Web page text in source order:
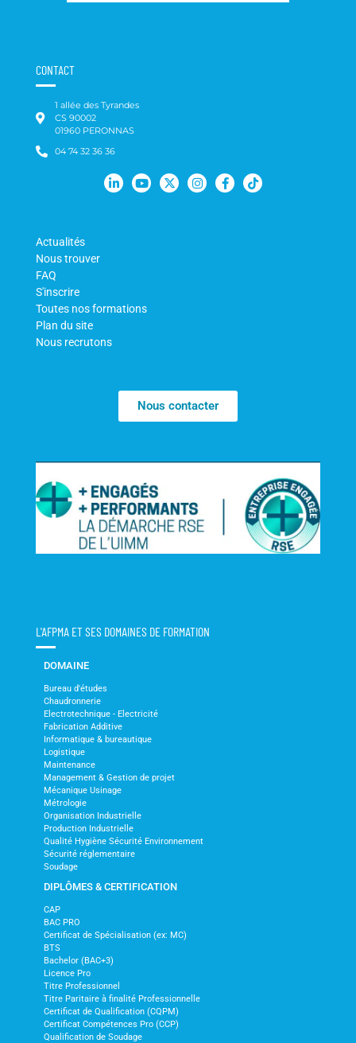
CONTACT
1 allée des Tyrandes
CS 90002
01960 PERONNAS
04 74 32 36 36
Actualités
Nous trouver
FAQ
S'inscrire
Toutes nos formations
Plan du site
Nous recrutons
Nous contacter
L'AFPMA ET SES DOMAINES DE FORMATION
DOMAINE
Bureau d'études
Chaudronnerie
Electrotechnique - Electricité
Fabrication Additive
Informatique & bureautique
Logistique
Maintenance
Management & Gestion de projet
Mécanique Usinage
Métrologie
Organisation Industrielle
Production Industrielle
Qualité Hygiène Sécurité Environnement
Sécurité réglementaire
Soudage
DIPLÔMES & CERTIFICATION
CAP
BAC PRO
Certificat de Spécialisation (ex: MC)
BTS
Bachelor (BAC+3)
Licence Pro
Titre Professionnel
Titre Paritaire à finalité Professionnelle
Certificat de Qualification (CQPM)
Certificat Compétences Pro (CCP)
Qualification de Soudage